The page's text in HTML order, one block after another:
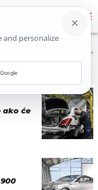
“
ako će